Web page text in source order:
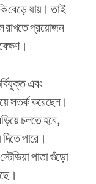
বেড়ে যায়। তাই
রাখতে প্রয়োজন
এবং
সতর্ক করেছেন।
চলতে হবে,
পারে।
পাতা গুঁড়ো